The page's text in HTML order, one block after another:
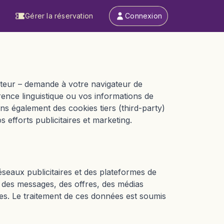
Gérer la réservation Connexion
– demande à votre navigateur de
linguistique ou vos informations de
également des cookies tiers (third-party)
efforts publicitaires et marketing.
publicitaires et des plateformes de
messages, des offres, des médias
Le traitement de ces données est soumis